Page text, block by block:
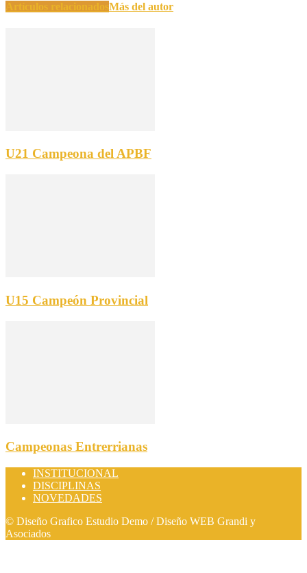
Artículos relacionadosMás del autor
U21 Campeona del APBF
U15 Campeón Provincial
Campeonas Entrerrianas
INSTITUCIONAL
DISCIPLINAS
NOVEDADES
© Diseño Grafico Estudio Demo / Diseño WEB Grandi y
Asociados